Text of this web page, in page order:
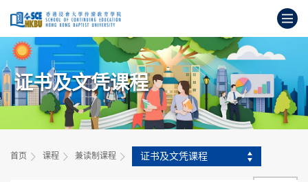
内
容
打
主
要
内
容
证书及文凭课程
首页 课程 兼读制课程 证书及文凭课程